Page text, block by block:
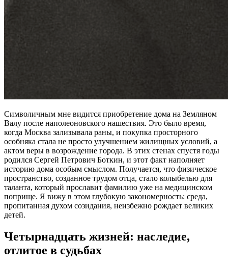
Символичным мне видится приобретение дома на Земляном
Валу после наполеоновского нашествия. Это было время,
когда Москва зализывала раны, и покупка просторного
особняка стала не просто улучшением жилищных условий, а
актом веры в возрождение города. В этих стенах спустя годы
родился Сергей Петрович Боткин, и этот факт наполняет
историю дома особым смыслом. Получается, что физическое
пространство, созданное трудом отца, стало колыбелью для
таланта, который прославит фамилию уже на медицинском
поприще. Я вижу в этом глубокую закономерность: среда,
пропитанная духом созидания, неизбежно рождает великих
детей.
Четырнадцать жизней: наследие,
отлитое в судьбах